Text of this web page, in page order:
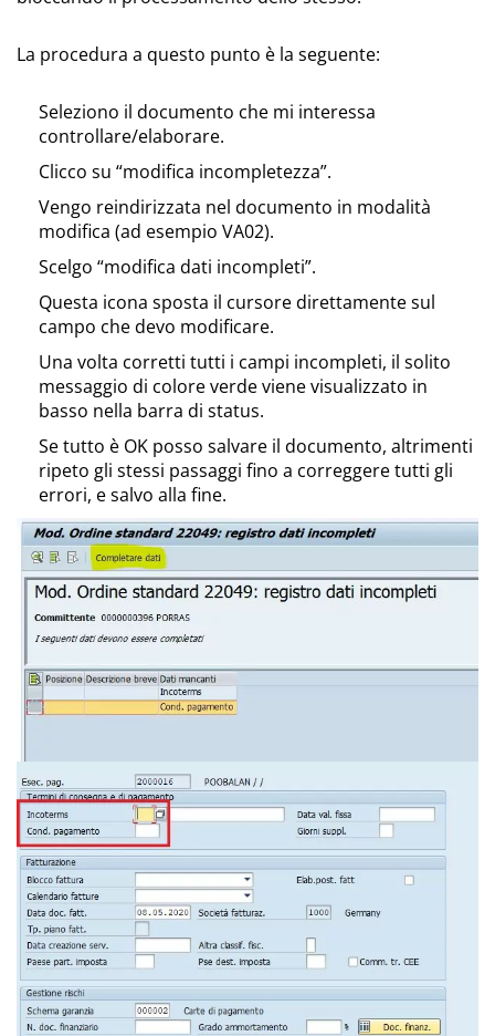
La procedura a questo punto è la seguente:
Seleziono il documento che mi interessa
controllare/elaborare.
Clicco su “modifica incompletezza”.
Vengo reindirizzata nel documento in modalità
modifica (ad esempio VA02).
Scelgo “modifica dati incompleti”.
Questa icona sposta il cursore direttamente sul
campo che devo modificare.
Una volta corretti tutti i campi incompleti, il solito
messaggio di colore verde viene visualizzato in
basso nella barra di status.
Se tutto è OK posso salvare il documento, altrimenti
ripeto gli stessi passaggi fino a correggere tutti gli
errori, e salvo alla fine.